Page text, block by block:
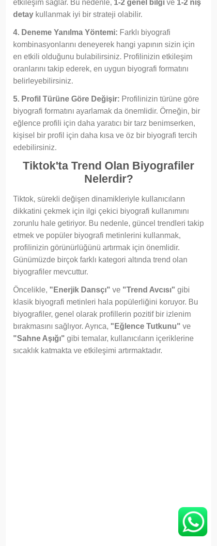
etkileşim sağlar. Bu nedenle, 1-2 genel bilgi ve 1-2 niş
detay kullanmak iyi bir strateji olabilir.
4. Deneme Yanılma Yöntemi: Farklı biyografi
kombinasyonlarını deneyerek hangi yapının sizin için
en etkili olduğunu bulabilirsiniz. Profilinizin etkileşim
oranlarını takip ederek, en uygun biyografi formatını
belirleyebilirsiniz.
5. Profil Türüne Göre Değişir: Profilinizin türüne göre
biyografi formatını ayarlamak da önemlidir. Örneğin, bir
eğlence profili için daha yaratıcı bir tarz benimserken,
kişisel bir profil için daha kısa ve öz bir biyografi tercih
edebilirsiniz.
Tiktok'ta Trend Olan Biyografiler
Nelerdir?
Tiktok, sürekli değişen dinamikleriyle kullanıcıların
dikkatini çekmek için ilgi çekici biyografi kullanımını
zorunlu hale getiriyor. Bu nedenle, güncel trendleri takip
etmek ve popüler biyografi metinlerini kullanmak,
profilinizin görünürlüğünü artırmak için önemlidir.
Günümüzde birçok farklı kategori altında trend olan
biyografiler mevcuttur.
Öncelikle, "Enerjik Dansçı" ve "Trend Avcısı" gibi
klasik biyografi metinleri hala popülerliğini koruyor. Bu
biyografiler, genel olarak profillerin pozitif bir izlenim
bırakmasını sağlıyor. Ayrıca, "Eğlence Tutkunu" ve
"Sahne Aşığı" gibi temalar, kullanıcıların içeriklerine
sıcaklık katmakta ve etkileşimi artırmaktadır.